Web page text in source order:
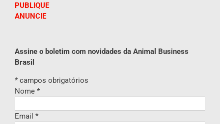
PUBLIQUE
ANUNCIE
Assine o boletim com novidades da Animal Business
Brasil
* campos obrigatórios
Nome *
Email *